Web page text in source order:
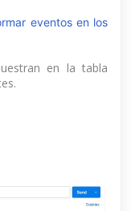
eventos en los
en la tabla